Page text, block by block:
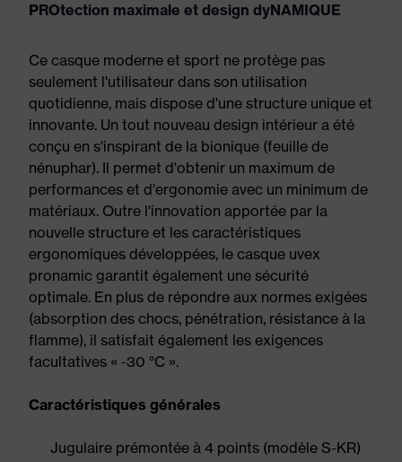
PROtection maximale et design dyNAMIQUE
Ce casque moderne et sport ne protège pas
seulement l'utilisateur dans son utilisation
quotidienne, mais dispose d'une structure unique et
innovante. Un tout nouveau design intérieur a été
conçu en s'inspirant de la bionique (feuille de
nénuphar). Il permet d'obtenir un maximum de
performances et d'ergonomie avec un minimum de
matériaux. Outre l'innovation apportée par la
nouvelle structure et les caractéristiques
ergonomiques développées, le casque uvex
pronamic garantit également une sécurité
optimale. En plus de répondre aux normes exigées
(absorption des chocs, pénétration, résistance à la
flamme), il satisfait également les exigences
facultatives « -30 °C ».
Caractéristiques générales
Jugulaire prémontée à 4 points (modèle S-KR)